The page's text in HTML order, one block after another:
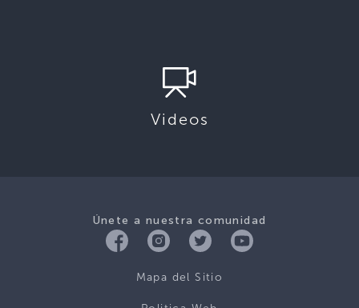
Videos
Únete a nuestra comunidad
Mapa del Sitio